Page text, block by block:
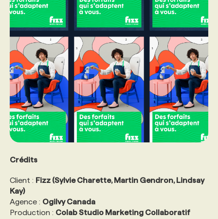
Crédits
Client : Fizz (Sylvie Charette, Martin Gendron, Lindsay
Kay)
Agence : Ogilvy Canada
Production : Colab Studio Marketing Collaboratif